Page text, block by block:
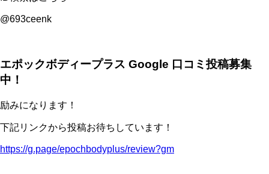
@693ceenk
エポックボディープラス Google 口コミ投稿募集
中！
励みになります！
下記リンクから投稿お待ちしています！
https://g.page/epochbodyplus/review?gm